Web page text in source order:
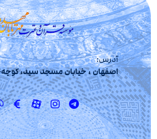
آدرس:
اصفهان ، خیابان مسجد سید، کوچه44 (شهید عقیلی)